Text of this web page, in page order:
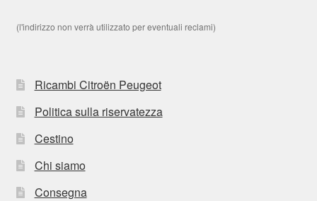
(l'indirizzo non verrà utilizzato per eventuali reclami)
Ricambi Citroën Peugeot
Politica sulla riservatezza
Cestino
Chi siamo
Consegna